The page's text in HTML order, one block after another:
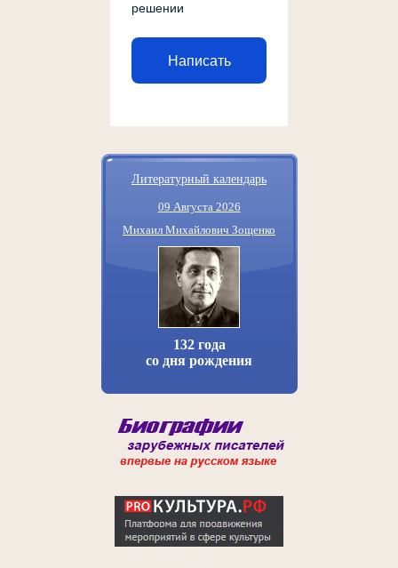
решении
Написать
Литературный календарь
09 Августа 2026
Михаил Михайлович Зощенко
132 года
со дня рождения